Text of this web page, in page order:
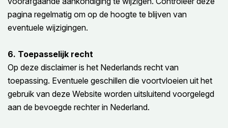
pagina regelmatig om op de hoogte te blijven van
eventuele wijzigingen.
6. Toepasselijk recht
Op deze disclaimer is het Nederlands recht van
toepassing. Eventuele geschillen die voortvloeien uit het
gebruik van deze Website worden uitsluitend voorgelegd
aan de bevoegde rechter in Nederland.